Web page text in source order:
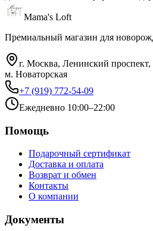
Mama's Loft
Премиальный магазин для
г. Москва, Ленинский проспект,
м. Новаторская
+7 (919) 772-54-09
Ежедневно 10:00–22:00
Помощь
Подарочный сертификат
Доставка и оплата
Возврат и обмен
Контакты
О компании
Документы